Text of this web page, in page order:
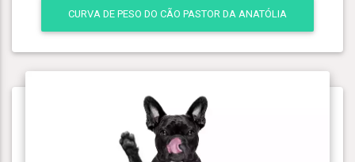
CURVA DE PESO DO CÃO PASTOR DA ANATÓLIA